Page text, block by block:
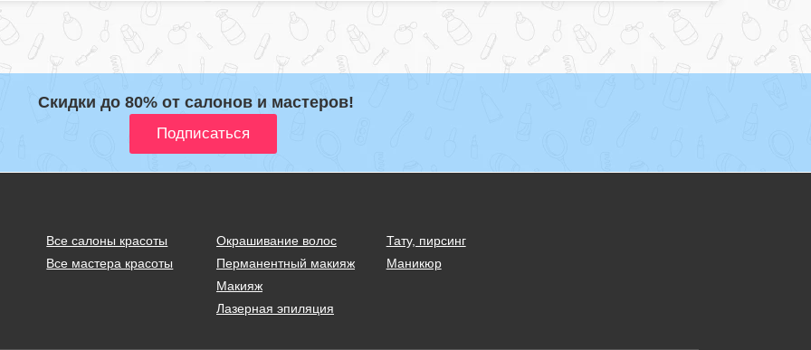
Скидки до 80% от салонов и мастеров!
Все салоны красоты
Все мастера красоты
Окрашивание волос
Перманентный макияж
Макияж
Лазерная эпиляция
Тату, пирсинг
Маникюр